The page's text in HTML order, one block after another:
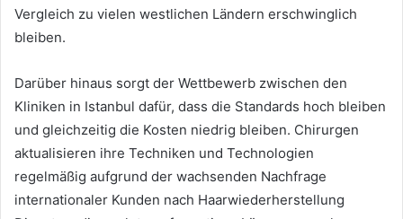
Vergleich zu vielen westlichen Ländern erschwinglich
bleiben.
Darüber hinaus sorgt der Wettbewerb zwischen den
Kliniken in Istanbul dafür, dass die Standards hoch bleiben
und gleichzeitig die Kosten niedrig bleiben. Chirurgen
aktualisieren ihre Techniken und Technologien
regelmäßig aufgrund der wachsenden Nachfrage
internationaler Kunden nach Haarwiederherstellung